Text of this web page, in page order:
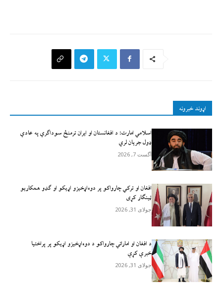
اړوند خبرونه
اسلامي امارت: د افغانستان او ایران ترمنځ سوداګري په عادي
ډول جریان لري
آگست 7, 2026
افغان او ترکي چارواکو پر دوه‌اړخیزو اړيکو او ګډو همکاريو
ټينګار کړی
جولای 31, 2026
د افغان او اماراتي چارواکو د دوه‌اړخیزو اړیکو پر پراختیا
خبرې کړې
جولای 31, 2026